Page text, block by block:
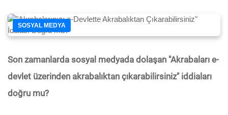
SOSYAL MEDYA
Son zamanlarda sosyal medyada dolaşan "Akrabaları e-
devlet üzerinden akrabalıktan çıkarabilirsiniz" iddiaları
doğru mu?